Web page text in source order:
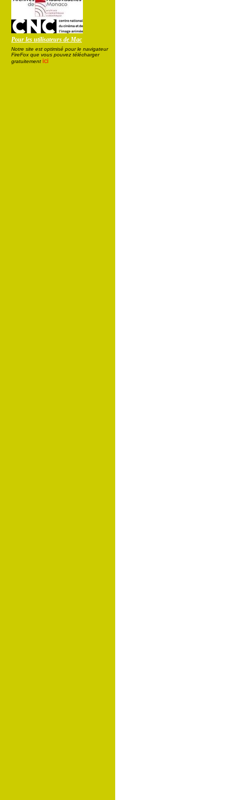
Pour les utilisateurs de Mac
Notre site est optimisé pour le navigateur
FireFox que vous pouvez télécharger
gratuitement ici